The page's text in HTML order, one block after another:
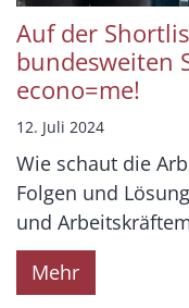
Auf der
bundesweiten
econo=me!
12. Juli 2024
Wie schaut die
Folgen und
und
Mehr